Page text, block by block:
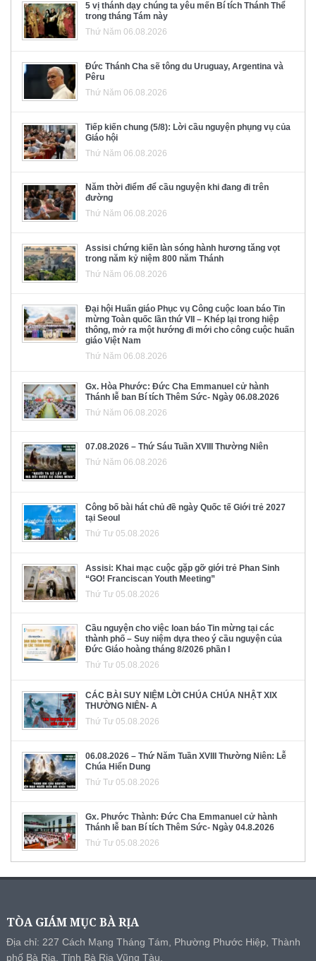
5 vị thánh dạy chúng ta yêu mến Bí tích Thánh Thể
trong tháng Tám này
Thứ Năm 06.08.2026
Đức Thánh Cha sẽ tông du Uruguay, Argentina và
Pêru
Thứ Năm 06.08.2026
Tiếp kiến chung (5/8): Lời cầu nguyện phụng vụ của
Giáo hội
Thứ Năm 06.08.2026
Năm thời điểm để cầu nguyện khi đang đi trên
đường
Thứ Năm 06.08.2026
Assisi chứng kiến làn sóng hành hương tăng vọt
trong năm kỷ niệm 800 năm Thánh
Thứ Năm 06.08.2026
Đại hội Huấn giáo Phục vụ Công cuộc loan báo Tin
mừng Toàn quốc lần thứ VII – Khép lại trong hiệp
thông, mở ra một hướng đi mới cho công cuộc huấn
giáo Việt Nam
Thứ Năm 06.08.2026
Gx. Hòa Phước: Đức Cha Emmanuel cử hành
Thánh lễ ban Bí tích Thêm Sức- Ngày 06.08.2026
Thứ Năm 06.08.2026
07.08.2026 – Thứ Sáu Tuần XVIII Thường Niên
Thứ Năm 06.08.2026
Công bố bài hát chủ đề ngày Quốc tế Giới trẻ 2027
tại Seoul
Thứ Tư 05.08.2026
Assisi: Khai mạc cuộc gặp gỡ giới trẻ Phan Sinh
“GO! Franciscan Youth Meeting”
Thứ Tư 05.08.2026
Cầu nguyện cho việc loan báo Tin mừng tại các
thành phố – Suy niệm dựa theo ý cầu nguyện của
Đức Giáo hoàng tháng 8/2026 phần I
Thứ Tư 05.08.2026
CÁC BÀI SUY NIỆM LỜI CHÚA CHÚA NHẬT XIX
THƯỜNG NIÊN- A
Thứ Tư 05.08.2026
06.08.2026 – Thứ Năm Tuần XVIII Thường Niên: Lễ
Chúa Hiển Dung
Thứ Tư 05.08.2026
Gx. Phước Thành: Đức Cha Emmanuel cử hành
Thánh lễ ban Bí tích Thêm Sức- Ngày 04.8.2026
Thứ Tư 05.08.2026
TÒA GIÁM MỤC BÀ RỊA
Địa chỉ: 227 Cách Mạng Tháng Tám, Phường Phước Hiệp, Thành
phố Bà Rịa, Tỉnh Bà Rịa Vũng Tàu.